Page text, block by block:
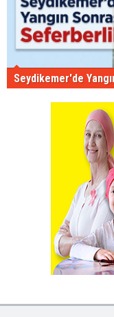
Seydikemer'de